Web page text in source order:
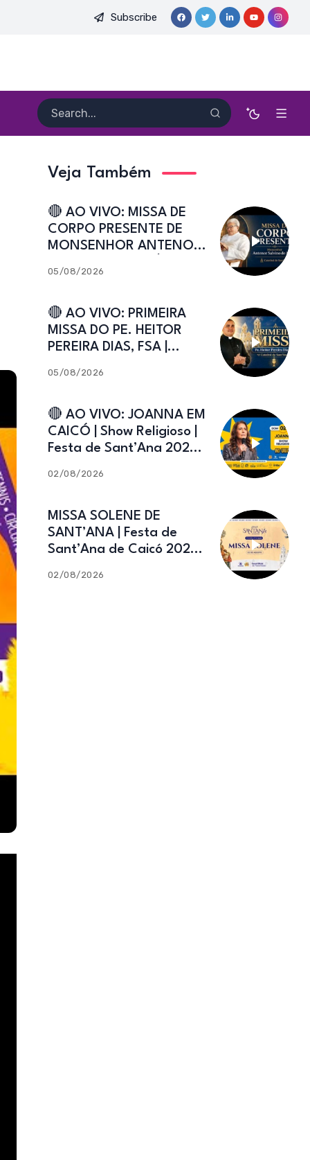
EM CAICÓ | Show Religioso | Festa de Sant’Ana 2026 |
Subscribe
Veja Também
🔴 AO VIVO: MISSA DE
CORPO PRESENTE DE
MONSENHOR ANTENOR
Catedral de Sant’Ana
05/08/2026
🔴 AO VIVO: PRIMEIRA
MISSA DO PE. HEITOR
PEREIRA DIAS, FSA |
Caicó-RN
05/08/2026
🔴 AO VIVO: JOANNA EM
CAICÓ | Show Religioso |
Festa de Sant’Ana 2026 |
02/08/2026
MISSA SOLENE DE
SANT’ANA | Festa de
Sant’Ana de Caicó 2026 |
02/08/2026